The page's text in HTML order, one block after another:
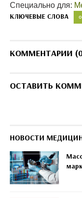
Специально для:
КЛЮЧЕВЫЕ СЛОВА
КОММЕНТАРИИ
ОСТАВИТЬ
НОВОСТИ